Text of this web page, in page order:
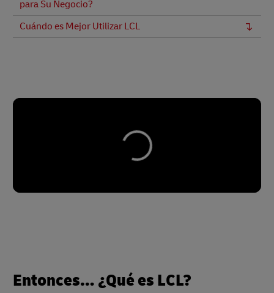
para Su Negocio?
Cuándo es Mejor Utilizar LCL
Entonces… ¿Qué es LCL?